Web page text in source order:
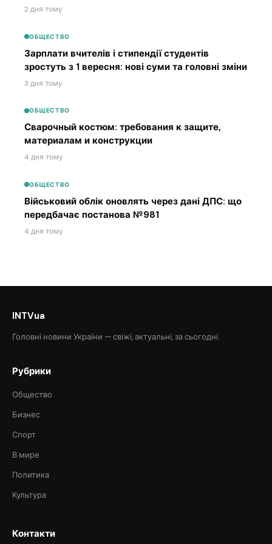
2 дня тому
ОБЩЕСТВО
Зарплати вчителів і стипендії студентів
зростуть з 1 вересня: нові суми та головні зміни
3 дня тому
ОБЩЕСТВО
Сварочный костюм: требования к защите,
материалам и конструкции
4 дня тому
ОБЩЕСТВО
Військовий облік оновлять через дані ДПС: що
передбачає постанова №981
4 дня тому
INTVua
Головні новини України — свіжі, актуальні, за сьогодні.
Рубрики
Общество
Бизнес
Спорт
В мире
Политика
Культура
Контакти